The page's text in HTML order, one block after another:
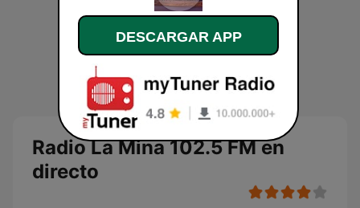
Radio La Mina 102.5 FM en
directo
DESCARGAR APP